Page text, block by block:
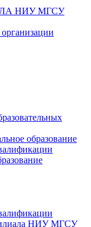
НИУ МГСУ
образование
НИУ МГСУ